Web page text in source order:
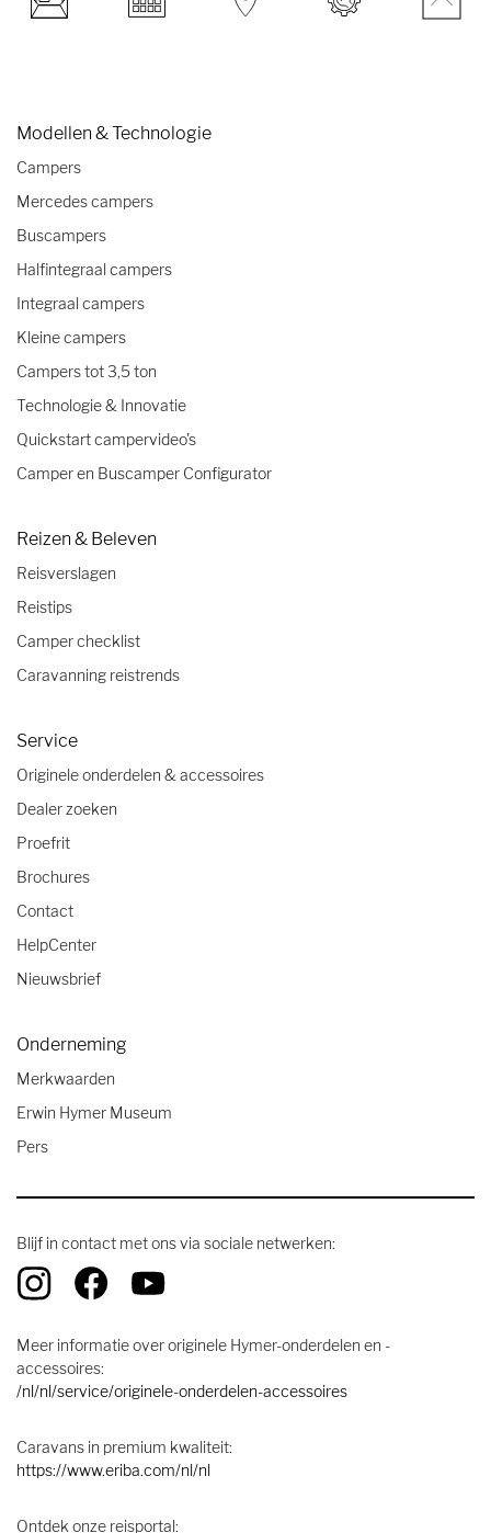
Modellen & Technologie
Campers
Mercedes campers
Buscampers
Halfintegraal campers
Integraal campers
Kleine campers
Campers tot 3,5 ton
Technologie & Innovatie
Quickstart campervideo's
Camper en Buscamper Configurator
Reizen & Beleven
Reisverslagen
Reistips
Camper checklist
Caravanning reistrends
Service
Originele onderdelen & accessoires
Dealer zoeken
Proefrit
Brochures
Contact
HelpCenter
Nieuwsbrief
Onderneming
Merkwaarden
Erwin Hymer Museum
Pers
Blijf in contact met ons via sociale netwerken:
Meer informatie over originele Hymer-onderdelen en -
accessoires:
/nl/nl/service/originele-onderdelen-accessoires
Caravans in premium kwaliteit:
https://www.eriba.com/nl/nl
Ontdek onze reisportal: